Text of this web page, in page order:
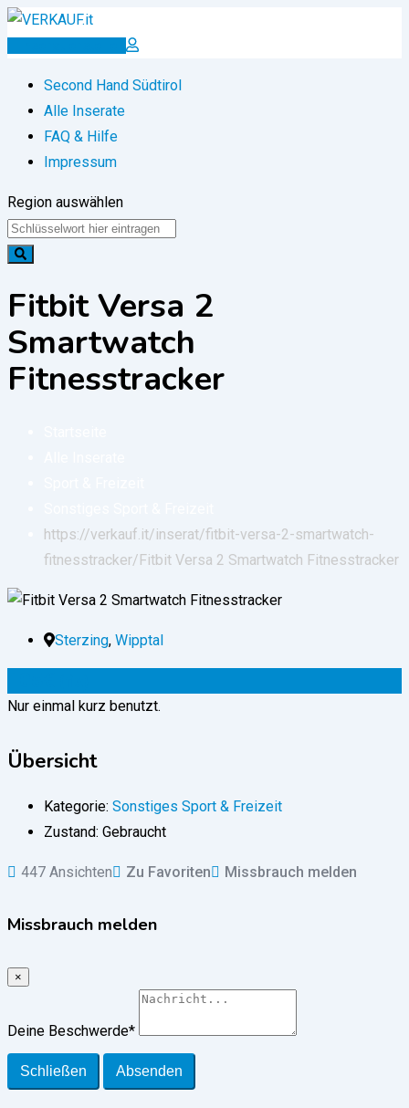
Zum
Inserat erstellen
Second Hand Südtirol
Alle Inserate
FAQ & Hilfe
Impressum
Region auswählen
Fitbit Versa 2
Smartwatch
Fitnesstracker
https://verkauf.it/inserat/fitbit-versa-2-smartwatch-
fitnesstracker/ Fitbit Versa 2 Smartwatch Fitnesstracker
Sterzing, Wipptal
Nur einmal kurz benutzt.
Übersicht
Kategorie: Sonstiges Sport & Freizeit
Zustand: Gebraucht
447 Ansichten Zu Favoriten Missbrauch melden
Missbrauch melden
×
Deine Beschwerde*
Schließen Absenden